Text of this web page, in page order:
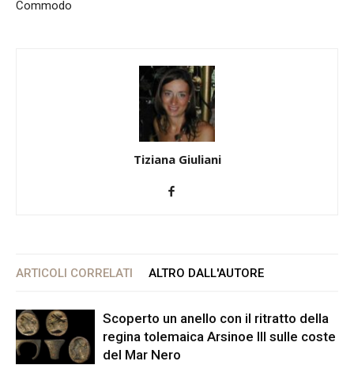
Commodo
Tiziana Giuliani
ARTICOLI CORRELATI ALTRO DALL'AUTORE
Scoperto un anello con il ritratto della
regina tolemaica Arsinoe III sulle coste
del Mar Nero